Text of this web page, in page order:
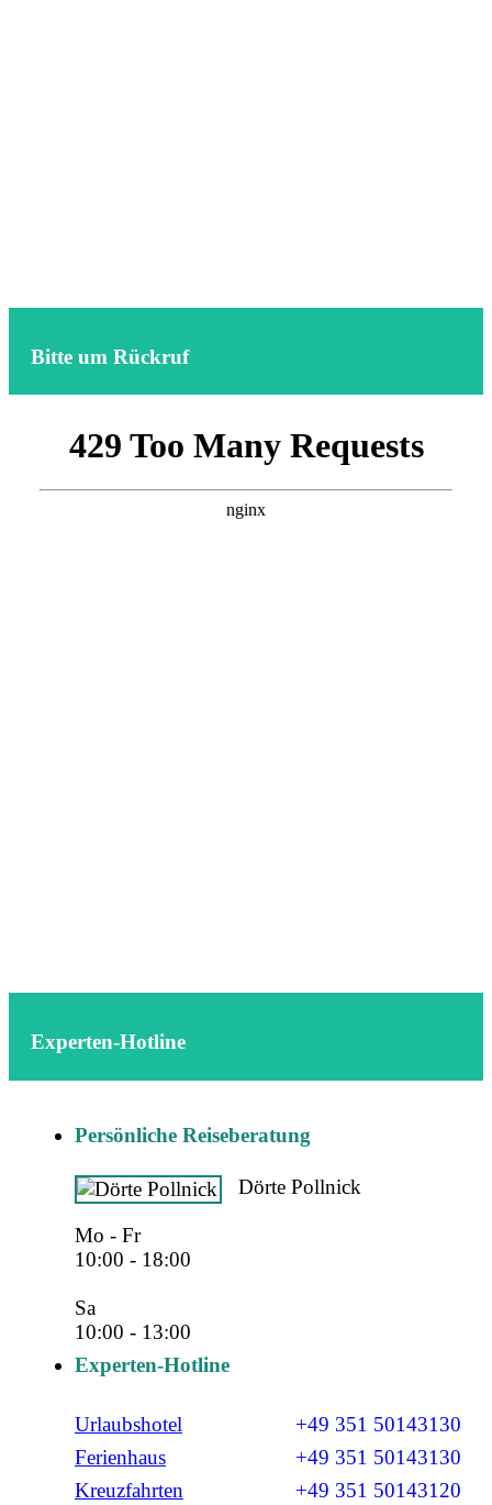
Bitte um Rückruf
Experten-Hotline
Persönliche Reiseberatung
Dörte Pollnick
Mo - Fr
10:00 - 18:00
Sa
10:00 - 13:00
Experten-Hotline
Urlaubshotel
+49 351 50143130
Ferienhaus
+49 351 50143130
Kreuzfahrten
+49 351 50143120